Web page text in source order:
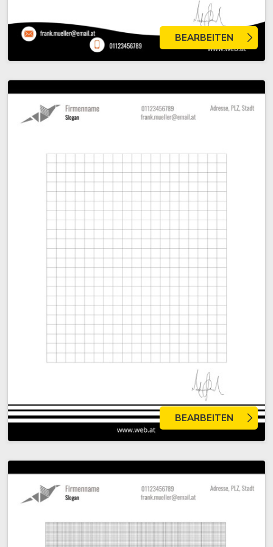
BEARBEITEN
BEARBEITEN